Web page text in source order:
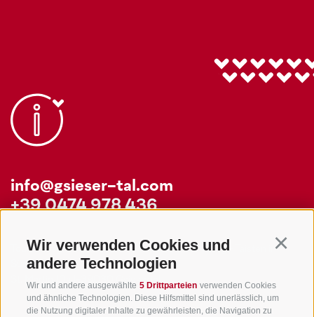
Wir verwenden Cookies und
andere Technologien
Wir und andere ausgewählte 5 Drittparteien verwenden Cookies
und ähnliche Technologien. Diese Hilfsmittel sind unerlässlich, um
die Nutzung digitaler Inhalte zu gewährleisten, die Navigation zu
info@gsieser-tal.com
+39 0474 978 436
Tourismusgenossenschaft Gsiesertal - Welsberg - Taisten in
Südtirol
St. Martin 10a
I-39030 Gsiesertal